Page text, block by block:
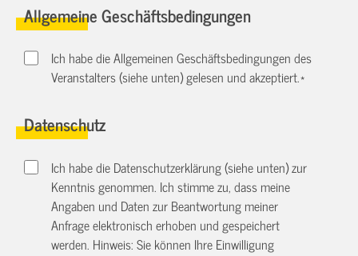
Allgemeine Geschäftsbedingungen
Ich habe die Allgemeinen Geschäftsbedingungen des
Veranstalters (siehe unten) gelesen und akzeptiert.*
Datenschutz
Ich habe die Datenschutzerklärung (siehe unten) zur
Kenntnis genommen. Ich stimme zu, dass meine
Angaben und Daten zur Beantwortung meiner
Anfrage elektronisch erhoben und gespeichert
werden. Hinweis: Sie können Ihre Einwilligung